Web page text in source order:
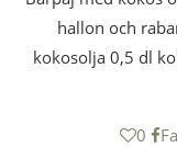
hallon och
kokosolja 0,5 dl
0